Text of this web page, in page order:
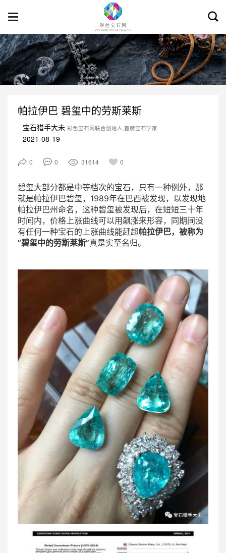
Toggle
navigation
帕拉伊巴 碧玺中的劳斯莱斯
宝石猎手大未 彩色宝石网联合创始人,首席宝石学家
2021-08-19
0 0 31614 0
碧玺大部分都是中等档次的宝石，只有一种例外，那
就是帕拉伊巴碧玺，1989年在巴西被发现，以发现地
帕拉伊巴州命名，这种碧玺被发现后，在短短三十年
时间内，价格上涨曲线可以用飙涨来形容，同期间没
有任何一种宝石的上涨曲线能赶超帕拉伊巴，被称为
“碧玺中的劳斯莱斯”真是实至名归。